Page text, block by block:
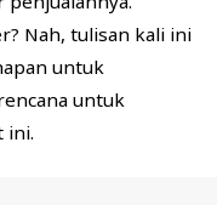
Nah, tulisan kali ini
untuk
untuk
ini.